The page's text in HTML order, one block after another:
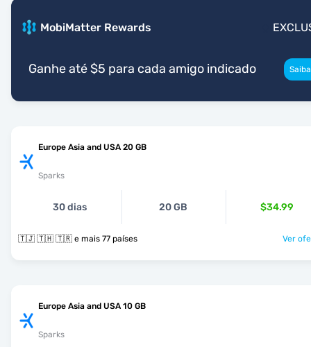
MobiMatter Rewards
Ganhe até $5 para cada amigo indicado
Europe Asia and USA 20 GB
Sparks
30 dias 20 GB $34.99
🇹🇯 🇹🇭 🇹🇷 e mais 77 países Ver
Europe Asia and USA 10 GB
Sparks